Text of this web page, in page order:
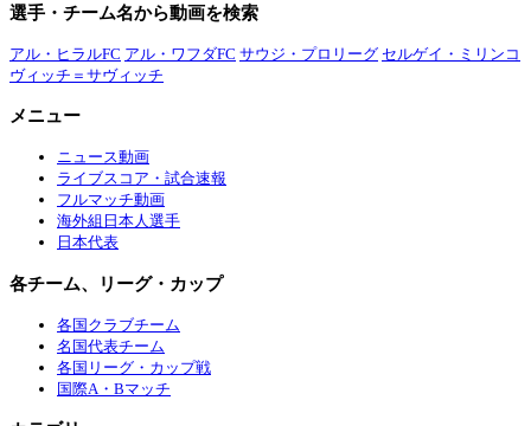
選手・チーム名から動画を検索
アル・ヒラルFC アル・ワフダFC サウジ・プロリーグ セルゲイ・ミリンコ
ヴィッチ＝サヴィッチ
メニュー
ニュース動画
ライブスコア・試合速報
フルマッチ動画
海外組日本人選手
日本代表
各チーム、リーグ・カップ
各国クラブチーム
名国代表チーム
各国リーグ・カップ戦
国際A・Bマッチ